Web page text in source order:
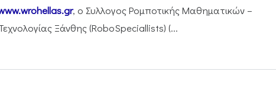
, ο Συλλογος Ρομποτικής Μαθηματικών –
Ξάνθης (RoboSpeciallists) (...